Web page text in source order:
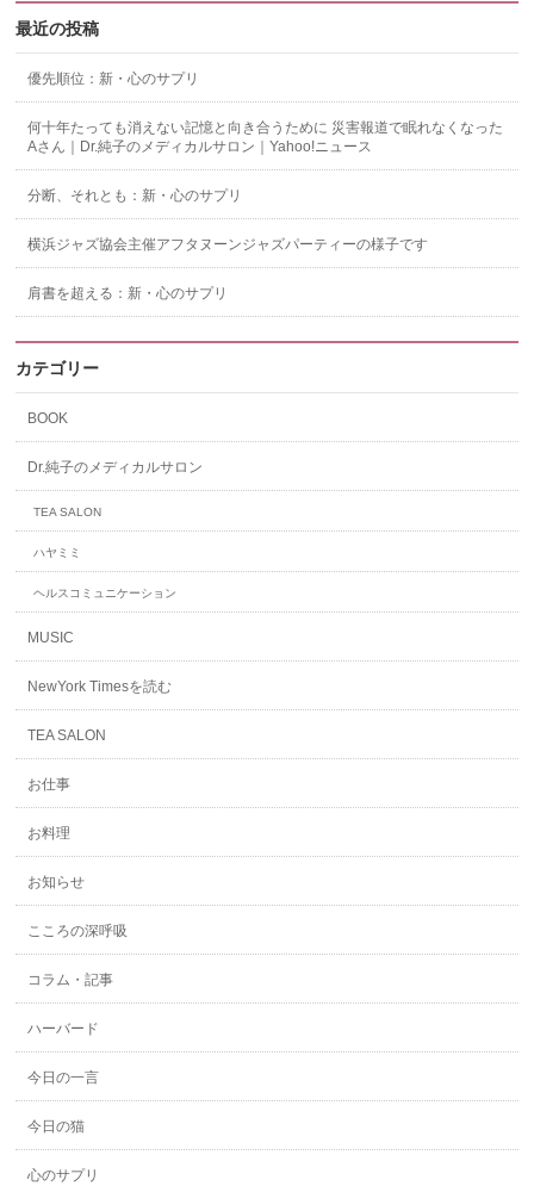
最近の投稿
優先順位：新・心のサプリ
何十年たっても消えない記憶と向き合うために 災害報道で眠れなくなった
Aさん｜Dr.純子のメディカルサロン｜Yahoo!ニュース
分断、それとも：新・心のサプリ
横浜ジャズ協会主催アフタヌーンジャズパーティーの様子です
肩書を超える：新・心のサプリ
カテゴリー
BOOK
Dr.純子のメディカルサロン
TEA SALON
ハヤミミ
ヘルスコミュニケーション
MUSIC
NewYork Timesを読む
TEA SALON
お仕事
お料理
お知らせ
こころの深呼吸
コラム・記事
ハーバード
今日の一言
今日の猫
心のサプリ